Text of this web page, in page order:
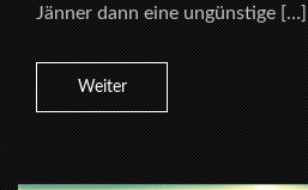
Jänner dann eine ungünstige […]
Weiter